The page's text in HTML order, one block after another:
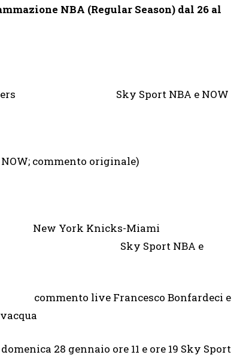
NBA (Regular Season) dal 26 al
Sky Sport NBA e NOW
NOW; commento originale)
York Knicks-Miami
Sky Sport NBA e
live Francesco Bonfardeci e
28 gennaio ore 11 e ore 19 Sky Sport